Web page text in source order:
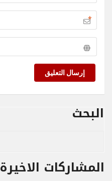
*
إرسال التعليق
البحث
المشاركات الاخيرة